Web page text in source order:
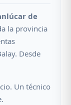
de
la provincia
Desde
Un técnico